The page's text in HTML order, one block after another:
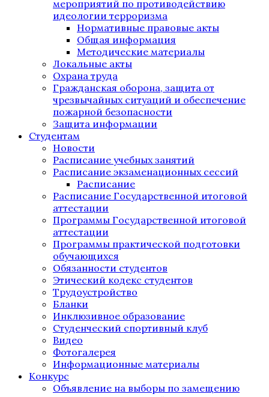
мероприятий по противодействию
идеологии терроризма
Нормативные правовые акты
Общая информация
Методические материалы
Локальные акты
Охрана труда
Гражданская оборона, защита от
чрезвычайных ситуаций и обеспечение
пожарной безопасности
Защита информации
Студентам
Новости
Расписание учебных занятий
Расписание экзаменационных сессий
Расписание
Расписание Государственной итоговой
аттестации
Программы Государственной итоговой
аттестации
Программы практической подготовки
обучающихся
Обязанности студентов
Этический кодекс студентов
Трудоустройство
Бланки
Инклюзивное образование
Студенческий спортивный клуб
Видео
Фотогалерея
Информационные материалы
Конкурс
Объявление на выборы по замещению